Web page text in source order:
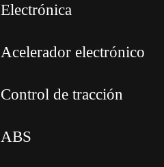
Electrónica
Acelerador electrónico
Control de tracción
ABS